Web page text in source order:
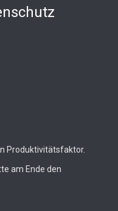
Produktivitätsfaktor.
am Ende den